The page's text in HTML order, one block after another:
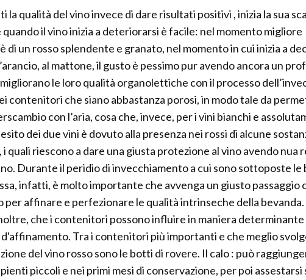
la qualità del vino invece di dare risultati positivi , inizia la sua
quando il vino inizia a deteriorarsi è facile: nel momento migliore
di un rosso splendente e granato, nel momento in cui inizia a
al mattone, il gusto è pessimo pur avendo ancora un
le loro qualità organolettiche con il processo
contenitori che siano abbastanza porosi, in modo tale da
con l’aria, cosa che, invece, per i vini bianchi e
dei due vini è dovuto alla presenza nei rossi di alcune
quali riescono a dare una giusta protezione al vino avendo nua
Durante il peridio di invecchiamento a cui sono sottoposte le
infatti, è molto importante che avvenga un giusto passaggio
per affinare e perfezionare le qualità intrinseche della bevanda.
che i contenitori possono influire in maniera determinante
Tra i contenitori più importanti e che meglio
del vino rosso sono le botti di rovere. Il calo : può
piccoli e nei primi mesi di conservazione, per poi assestarsi